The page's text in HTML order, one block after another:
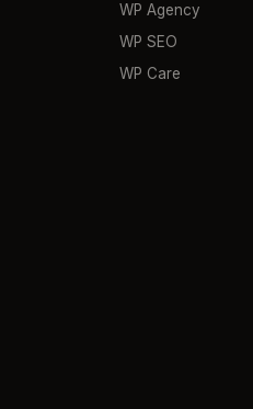
WP Agency
WP SEO
WP Care